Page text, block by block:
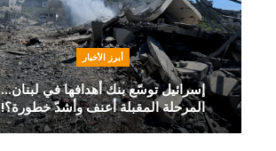
أبرز الأخبار
إسرائيل توسّع بنك أهدافها في لبنان…
المرحلة المقبلة أعنف وأشدّ خطورة؟!